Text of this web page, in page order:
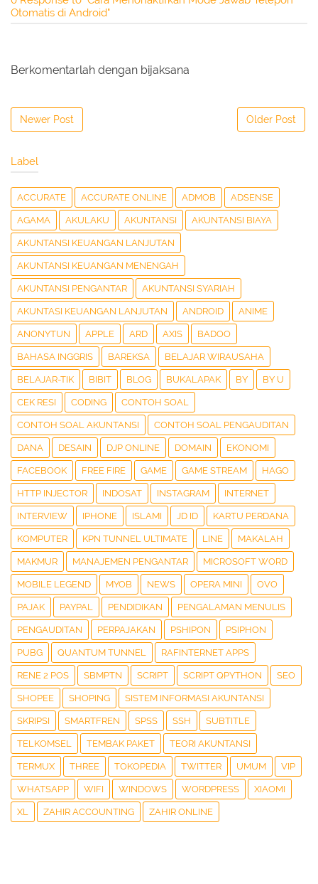
Otomatis di Android"
Berkomentarlah dengan bijaksana
Newer Post Older Post
Label
ACCURATE ACCURATE ONLINE ADMOB ADSENSE
AGAMA AKULAKU AKUNTANSI AKUNTANSI BIAYA
AKUNTANSI KEUANGAN LANJUTAN
AKUNTANSI KEUANGAN MENENGAH
AKUNTANSI PENGANTAR AKUNTANSI SYARIAH
AKUNTASI KEUANGAN LANJUTAN ANDROID ANIME
ANONYTUN APPLE ARD AXIS BADOO
BAHASA INGGRIS BAREKSA BELAJAR WIRAUSAHA
BELAJAR-TIK BIBIT BLOG BUKALAPAK BY BY U
CEK RESI CODING CONTOH SOAL
CONTOH SOAL AKUNTANSI CONTOH SOAL PENGAUDITAN
DANA DESAIN DJP ONLINE DOMAIN EKONOMI
FACEBOOK FREE FIRE GAME GAME STREAM HAGO
HTTP INJECTOR INDOSAT INSTAGRAM INTERNET
INTERVIEW IPHONE ISLAMI JD ID KARTU PERDANA
KOMPUTER KPN TUNNEL ULTIMATE LINE MAKALAH
MAKMUR MANAJEMEN PENGANTAR MICROSOFT WORD
MOBILE LEGEND MYOB NEWS OPERA MINI OVO
PAJAK PAYPAL PENDIDIKAN PENGALAMAN MENULIS
PENGAUDITAN PERPAJAKAN PSHIPON PSIPHON
PUBG QUANTUM TUNNEL RAFINTERNET APPS
RENE 2 POS SBMPTN SCRIPT SCRIPT QPYTHON SEO
SHOPEE SHOPING SISTEM INFORMASI AKUNTANSI
SKRIPSI SMARTFREN SPSS SSH SUBTITLE
TELKOMSEL TEMBAK PAKET TEORI AKUNTANSI
TERMUX THREE TOKOPEDIA TWITTER UMUM VIP
WHATSAPP WIFI WINDOWS WORDPRESS XIAOMI
XL ZAHIR ACCOUNTING ZAHIR ONLINE